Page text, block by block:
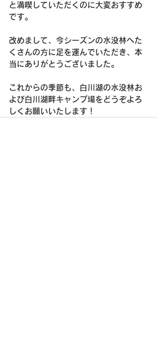
と満喫していただくのに大変おすすめ
です。
改めまして、今シーズンの水没林へた
くさんの方に足を運んでいただき、本
当にありがとうございました。
これからの季節も、白川湖の水没林お
よび白川湖畔キャンプ場をどうぞよろ
しくお願いいたします！